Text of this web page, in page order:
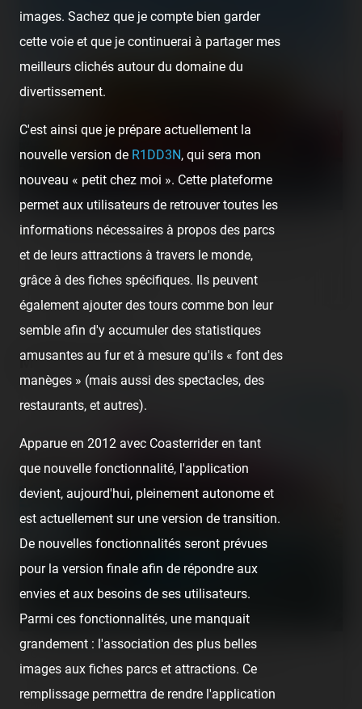
Le Mickey Park (le tout petit concurrent de Disneyland Paris
situé dans le même département 😜) est le petit parcours à
rire pour les enfants.
Manège enfantin
Ce genre de métier n'est pas notre cible principale sur
Coasterrider, pourtant, c'est l'essentiel d'une fête foraine. 😉
images. Sachez que je compte bien garder
cette voie et que je continuerai à partager mes
meilleurs clichés autour du domaine du
divertissement.
C'est ainsi que je prépare actuellement la
nouvelle version de R1DD3N, qui sera mon
nouveau « petit chez moi ». Cette plateforme
permet aux utilisateurs de retrouver toutes les
informations nécessaires à propos des parcs
et de leurs attractions à travers le monde,
grâce à des fiches spécifiques. Ils peuvent
également ajouter des tours comme bon leur
semble afin d'y accumuler des statistiques
amusantes au fur et à mesure qu'ils « font des
manèges » (mais aussi des spectacles, des
restaurants, et autres).
Apparue en 2012 avec Coasterrider en tant
que nouvelle fonctionnalité, l'application
devient, aujourd'hui, pleinement autonome et
est actuellement sur une version de transition.
De nouvelles fonctionnalités seront prévues
pour la version finale afin de répondre aux
envies et aux besoins de ses utilisateurs.
Parmi ces fonctionnalités, une manquait
grandement : l'association des plus belles
images aux fiches parcs et attractions. Ce
remplissage permettra de rendre l'application